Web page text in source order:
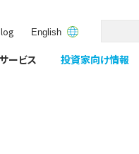
English
a
ービス 投資家向け情報